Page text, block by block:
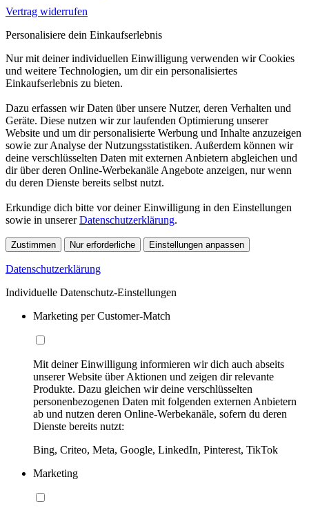
Vertrag widerrufen
Personalisiere dein Einkaufserlebnis
Nur mit deiner individuellen Einwilligung verwenden wir Cookies
und weitere Technologien, um dir ein personalisiertes
Einkaufserlebnis zu bieten.
Dazu erfassen wir Daten über unsere Nutzer, deren Verhalten und
Geräte. Diese nutzen wir zur laufenden Optimierung unserer
Website und um dir personalisierte Werbung und Inhalte anzuzeigen
sowie zur Analyse der Nutzungsstatistiken. Außerdem können wir
deine verschlüsselten Daten mit externen Anbietern abgleichen und
dir über deren Online-Werbekanäle Angebote anzeigen, nur wenn
du deren Dienste bereits selbst nutzt.
Erkundige dich bitte vor deiner Einwilligung in den Einstellungen
sowie in unsererDatenschutzerklärung.
Zustimmen Nur erforderliche Einstellungen anpassen
Datenschutzerklärung
Individuelle Datenschutz-Einstellungen
Marketing per Customer-Match
Mit deiner Einwilligung informieren wir dich auch abseits
unserer Website über Aktionen und zeigen dir relevante
Produkte. Dazu gleichen wir deine verschlüsselten
personenbezogenen Daten mit folgenden externen Anbietern
ab und nutzen deren Online-Werbekanäle, sofern du deren
Dienste bereits nutzt:
Bing, Criteo, Meta, Google, LinkedIn, Pinterest, TikTok
Marketing